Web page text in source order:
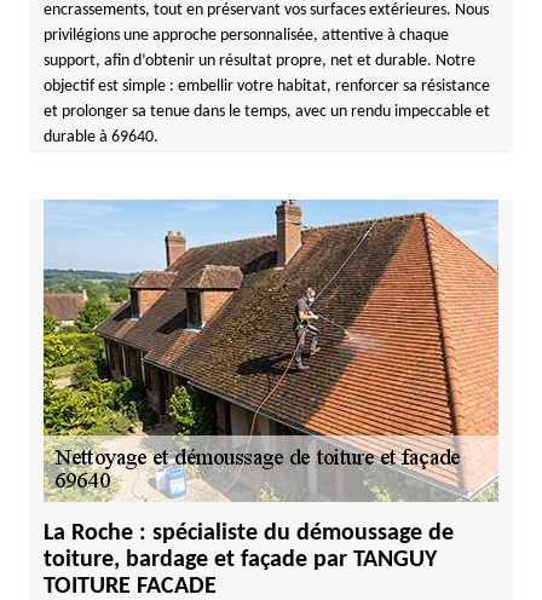
encrassements, tout en préservant vos surfaces extérieures. Nous
privilégions une approche personnalisée, attentive à chaque
support, afin d’obtenir un résultat propre, net et durable. Notre
objectif est simple : embellir votre habitat, renforcer sa résistance
et prolonger sa tenue dans le temps, avec un rendu impeccable et
durable à 69640.
La Roche : spécialiste du démoussage de
toiture, bardage et façade par TANGUY
TOITURE FACADE